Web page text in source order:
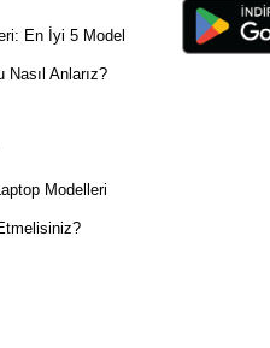
En İyi 5 Model
Anlarız?
Modelleri